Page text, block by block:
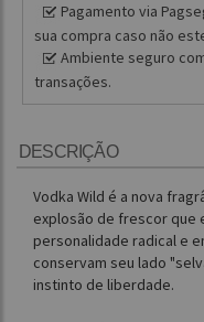
Pagamento via
sua compra caso não
Ambiente seguro
transações.
DESCRIÇÃO
Vodka Wild é a nova
explosão de frescor que
personalidade radical e
conservam seu lado
instinto de liberdade.